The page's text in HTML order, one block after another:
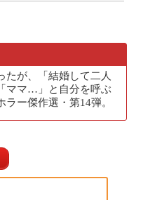
たが、「結婚して二人
ママ…」と自分を呼ぶ
ー傑作選・第14弾。